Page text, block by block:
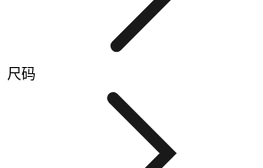
尺码